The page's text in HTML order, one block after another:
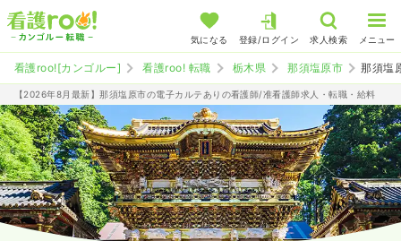
気になる 登録/ログイン 求人検索 メニュー
看護roo![カンゴルー] 看護roo! 転職 栃木県 那須塩原市 那須塩
【2026年8月最新】那須塩原市の電子カルテありの看護師/准看護師求人・転職・給料